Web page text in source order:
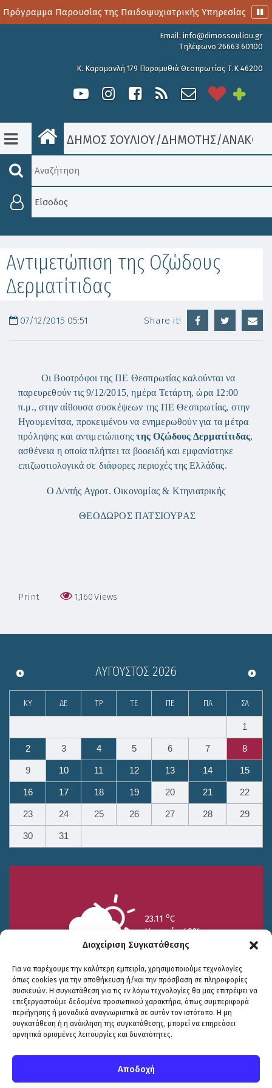
Διαχείριση Συγκατάθεσης
Για να παρέχουμε την καλύτερη εμπειρία, χρησιμοποιούμε τεχνολογίες
όπως cookies για την αποθήκευση ή/και την πρόσβαση σε πληροφορίες
συσκευών. Η συγκατάθεση για τις εν λόγω τεχνολογίες θα μας επιτρέψει να
επεξεργαστούμε δεδομένα προσωπικού χαρακτήρα, όπως συμπεριφορά
περιήγησης ή μοναδικά αναγνωριστικά σε αυτόν τον ιστότοπο. Η μη
συγκατάθεση ή η ανάκληση της συγκατάθεσης, μπορεί να επηρεάσει
αρνητικά ορισμένες λειτουργίες και δυνατότητες.
Αποδοχή
Παρουσίας της Παιδοψυχιατρικής Υπηρεσίας
Email: info@dimossouliou.gr
Τηλέφωνο 26663 60100
Κ. Καραμανλή 179 Παραμυθιά Θεσπρωτίας Τ.Κ 46200
ΔΗΜΟΣ ΣΟΥΛΙΟΥ/ΔΗΜΟΤΗΣ/
Είσοδος
Αντιμετώπιση της Οζώδους
Δερματίτιδας
07/12/2015 05:51 Share it!
Οι Βοοτρόφοι της ΠΕ Θεσπρωτίας καλούνται να
παρευρεθούν τις 9/12/2015, ημέρα Τετάρτη, ώρα 12:00
π.μ., στην αίθουσα συσκέψεων της ΠΕ Θεσπρωτίας, στην
Ηγουμενίτσα, προκειμένου να ενημερωθούν για τα μέτρα
πρόληψης και αντιμετώπισηςτης Οζώδους Δερματίτιδας,
ασθένεια η οποία πλήττει τα βοοειδή και εμφανίστηκε
επιζωοτιολογικά σε διάφορες περιοχές της Ελλάδας.
Ο Δ/ντής Αγροτ. Οικονομίας & Κτηνιατρικής
ΘΕΟΔΩΡΟΣ ΠΑΤΣΙΟΥΡΑΣ
Print 1,160Views
ΑΎΓΟΥΣΤΟΣ 2026
ΚΥ ΔΕ ΤΡ ΤΕ ΠΕ ΠΑ ΣΑ
1
2 3 4 5 6 7 8
9 10 11 12 13 14 15
16 17 18 19 20 21 22
23 24 25 26 27 28 29
30 31
23.11 oC
Υγρασία 49%
25/7
15.73 oC
26/7
17.99oC
27/7
20.94oC
© COPYRIGHT ΔΗΜΟΣ ΣΟΥΛΙΟΥ 2026
ΕΓΚΡΙΤΟΣ GROUP